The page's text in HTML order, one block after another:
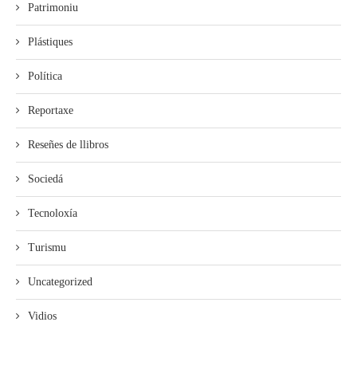
Patrimoniu
Plástiques
Política
Reportaxe
Reseñes de llibros
Sociedá
Tecnoloxía
Turismu
Uncategorized
Vidios